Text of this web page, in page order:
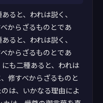
ると、われは説く、
べからざるものとであ
ると、われは説く、
べからざるものとであ
も二種あると、われは
、修すべからざるものと
は、いかなる理由によ